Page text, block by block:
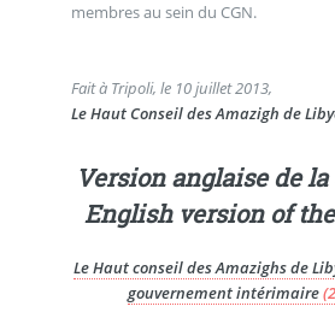
membres au sein du CGN.
Fait à Tripoli, le 10 juillet 2013,
Le Haut Conseil des Amazigh de
Version anglaise de
English version of
Le Haut conseil des Amazighs de
gouvernement intérimaire